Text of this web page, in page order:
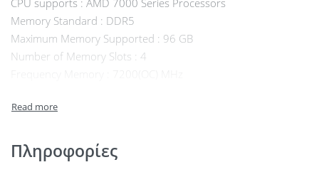
Memory Standard : DDR5
Maximum Memory Supported : 96 GB
Number of Memory Slots : 4
Integrated Audio : Realtek ALC897 7.1 Surround Sound High
Integrated LAN : 2.5 Gigabit LAN 10/100/1000/2500 Mb/s
(Dragon RTL8125BG)
Πληροφορίες